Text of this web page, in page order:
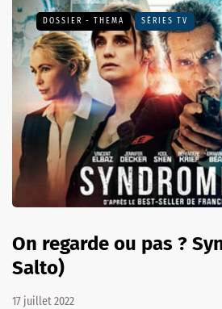
DOSSIER - THEMA SÉRIES TV
On regarde ou pas ?
Salto)
17 juillet 2022